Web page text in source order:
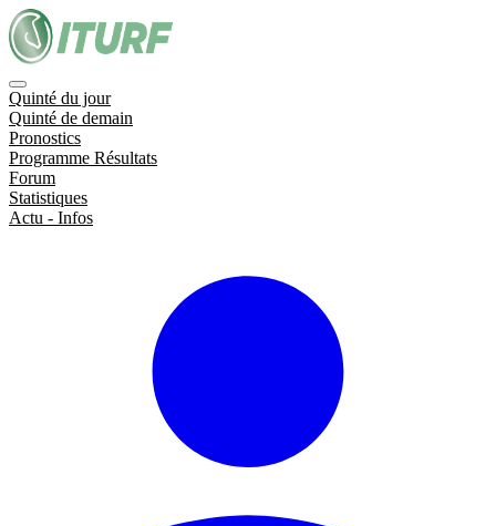
Quinté du jour
Quinté de demain
Pronostics
Programme Résultats
Forum
Statistiques
Actu - Infos